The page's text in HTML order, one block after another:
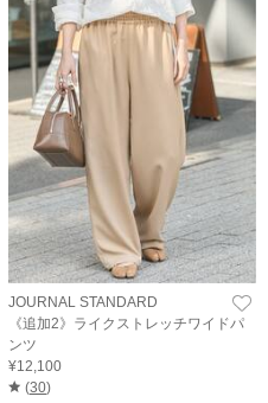
JOURNAL STANDARD
《追加2》ライクストレッチワイドパ
ンツ
¥12,100
(30)